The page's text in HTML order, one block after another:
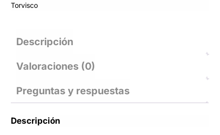
Torvisco
Descripción
Valoraciones (0)
Preguntas y respuestas
Descripción